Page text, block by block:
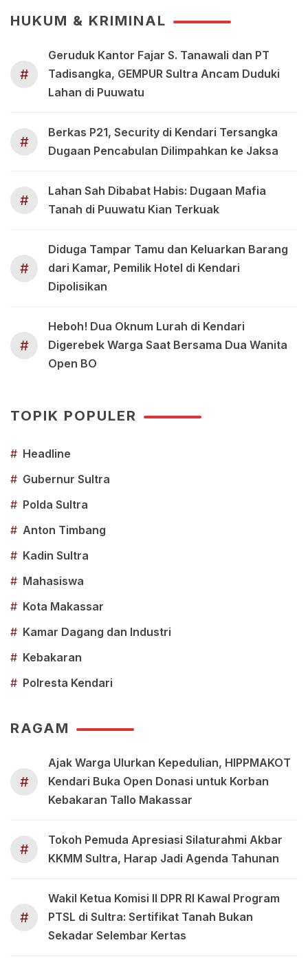
HUKUM & KRIMINAL
#
Geruduk Kantor Fajar S. Tanawali dan PT
Tadisangka, GEMPUR Sultra Ancam Duduki
Lahan di Puuwatu
#
Berkas P21, Security di Kendari Tersangka
Dugaan Pencabulan Dilimpahkan ke Jaksa
#
Lahan Sah Dibabat Habis: Dugaan Mafia
Tanah di Puuwatu Kian Terkuak
#
Diduga Tampar Tamu dan Keluarkan Barang
dari Kamar, Pemilik Hotel di Kendari
Dipolisikan
#
Heboh! Dua Oknum Lurah di Kendari
Digerebek Warga Saat Bersama Dua Wanita
Open BO
TOPIK POPULER
# Headline
# Gubernur Sultra
# Polda Sultra
# Anton Timbang
# Kadin Sultra
# Mahasiswa
# Kota Makassar
# Kamar Dagang dan Industri
# Kebakaran
# Polresta Kendari
RAGAM
#
Ajak Warga Ulurkan Kepedulian, HIPPMAKOT
Kendari Buka Open Donasi untuk Korban
Kebakaran Tallo Makassar
#
Tokoh Pemuda Apresiasi Silaturahmi Akbar
KKMM Sultra, Harap Jadi Agenda Tahunan
#
Wakil Ketua Komisi II DPR RI Kawal Program
PTSL di Sultra: Sertifikat Tanah Bukan
Sekadar Selembar Kertas